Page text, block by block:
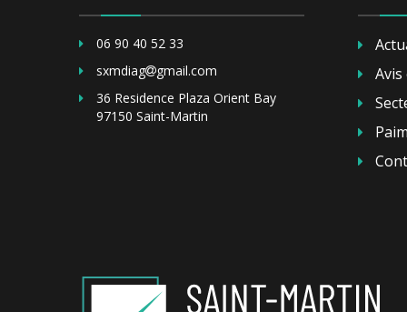
06 90 40 52 33
sxmdiag
gmail.com
36 Residence Plaza Orient Bay
97150 Saint-Martin